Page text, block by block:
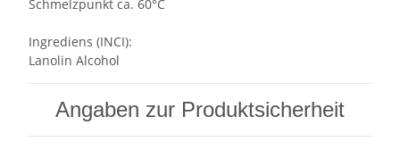
Schmelzpunkt ca. 60°C
Ingrediens (INCI):
Lanolin Alcohol
Angaben zur Produktsicherheit